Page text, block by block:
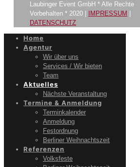
Laubinger Event GmbH * Alle Rechte
Vorbehalten * 2020 |
IMPRESSUM
DATENSCHUTZ
Home
Agentur
Wir über uns
Services / Wir bieten
Team
Aktuelles
Nächste Veranstaltung
Termine & Anmeldung
Terminkalender
Anmeldung
Festordnung
Berliner Weihnachtszeit
Referenzen
Volksfeste